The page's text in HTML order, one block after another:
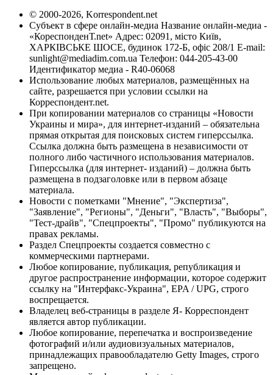
© 2000-2026, Korrespondent.net
Субъект в сфере онлайн-медиа Название онлайн-медиа -
«КореспонденТ.net» Адрес: 02091, місто Київ,
ХАРКІВСЬКЕ ШОСЕ, будинок 172-Б, офіс 208/1 E-mail:
sunlight@mediadim.com.ua Телефон: 044-205-43-00
Идентификатор медиа - R40-06068
Использование любых материалов, размещённых на
сайте, разрешается при условии ссылки на
Корреспондент.net.
При копировании материалов со страницы «Новости
Украины и мира», для интернет-изданий – обязательна
прямая открытая для поисковых систем гиперссылка.
Ссылка должна быть размещена в независимости от
полного либо частичного использования материалов.
Гиперссылка (для интернет- изданий) – должна быть
размещена в подзаголовке или в первом абзаце
материала.
Новости с пометками "Мнение", "Экспертиза",
"Заявление", "Регионы", "Деньги", "Власть", "Выборы",
"Тест-драйв", "Спецпроекты", "Промо" публикуются на
правах рекламы.
Раздел Спецпроекты создается совместно с
коммерческими партнерами.
Любое копирование, публикация, републикация и
другое распространение информации, которое содержит
ссылку на "Интерфакс-Украина", EPA / UPG, строго
воспрещается.
Владелец веб-страницы в разделе Я- Корреспондент
является автор публикации.
Любое копирование, перепечатка и воспроизведение
фотографий и/или аудиовизуальных материалов,
принадлежащих правообладателю Getty Images, строго
запрещено.